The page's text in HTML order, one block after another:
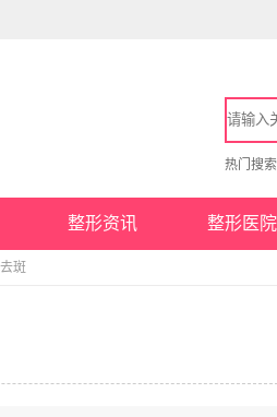
热门搜
整形资讯 整形医院
斑